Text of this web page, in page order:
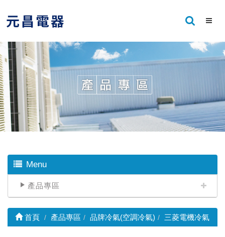
Menu
產品專區
首頁 產品專區 品牌冷氣(空調冷氣) 三菱電機冷氣